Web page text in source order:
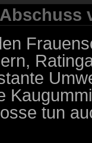
tun